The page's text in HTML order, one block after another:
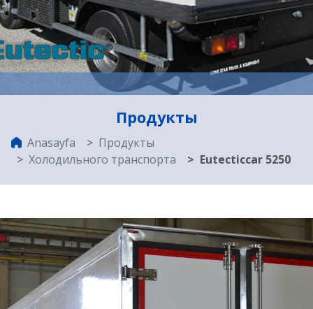
Продукты
Anasayfa
Продукты
Холодильного транспорта
Eutecticcar 5250